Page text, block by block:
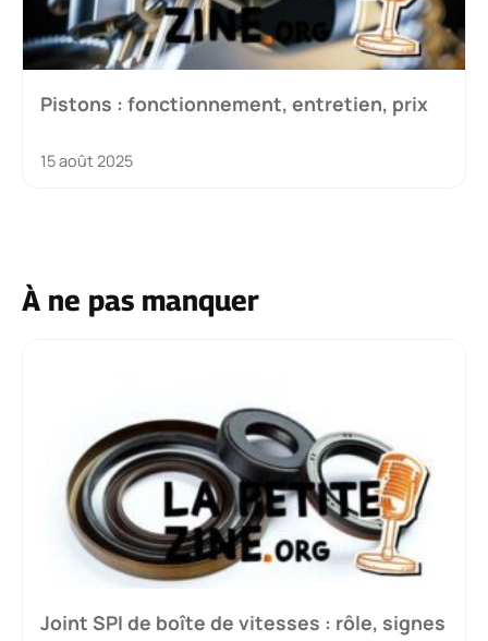
Pistons : fonctionnement, entretien, prix
15 août 2025
À ne pas manquer
Joint SPI de boîte de vitesses : rôle, signes